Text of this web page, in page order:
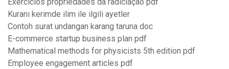
Exercicios propriedades da radiciação pdf
Kuranı kerimde ilim ile ilgili ayetler
Contoh surat undangan karang taruna doc
E-commerce startup business plan pdf
Mathematical methods for physicists 5th edition pdf
Employee engagement articles pdf